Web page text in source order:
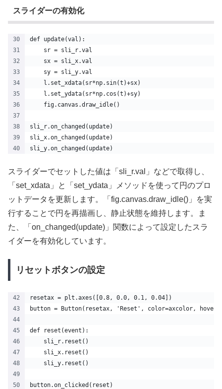
スライダーの有効化
def update(val):
    sr = sli_r.val
    sx = sli_x.val
    sy = sli_y.val
    l.set_xdata(sr*np.sin(t)+sx)
    l.set_ydata(sr*np.cos(t)+sy)
    fig.canvas.draw_idle()
sli_r.on_changed(update)
sli_x.on_changed(update)
sli_y.on_changed(update)
スライダーでセットした値は「sli_r.val」などで取得し、
「set_xdata」と「set_ydata」メソッドを使って円のプロ
ットデータを更新します。「fig.canvas.draw_idle()」を実
行することで円を再描画し、静止状態を維持します。ま
た、「on_changed(update)」関数によって設定したスラ
イダーを有効化しています。
リセットボタンの設定
resetax = plt.axes([0.8, 0.0, 0.1, 0.04])
button = Button(resetax, 'Reset', color=axcolor,
def reset(event):
    sli_r.reset()
    sli_x.reset()
    sli_y.reset()
button.on_clicked(reset)